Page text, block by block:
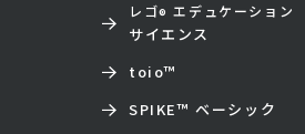
レゴ® エデュケーション
サイエンス
toio™
SPIKE™ ベーシック